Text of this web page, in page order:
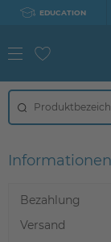
EDUCATION
Informationen
Bezahlung
Versand